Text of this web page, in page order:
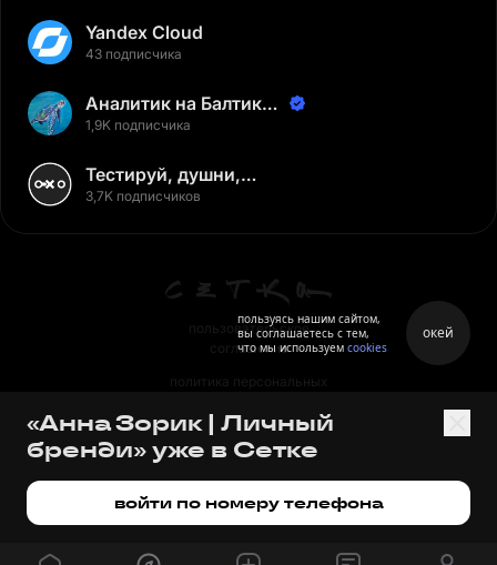
Yandex Cloud
43 подписчика
Аналитик на Балтике |
Неверов Станислав
1,9K подписчика
Тестируй, душни,
наслаждайся
3,7K подписчиков
пользовательское
соглашение
политика персональных
правила
«Анна Зорик | Личный
бренди» уже в Сетке
войти по номеру телефона
пользуясь нашим сайтом,
вы соглашаетесь с тем,
что мы используем cookies
окей